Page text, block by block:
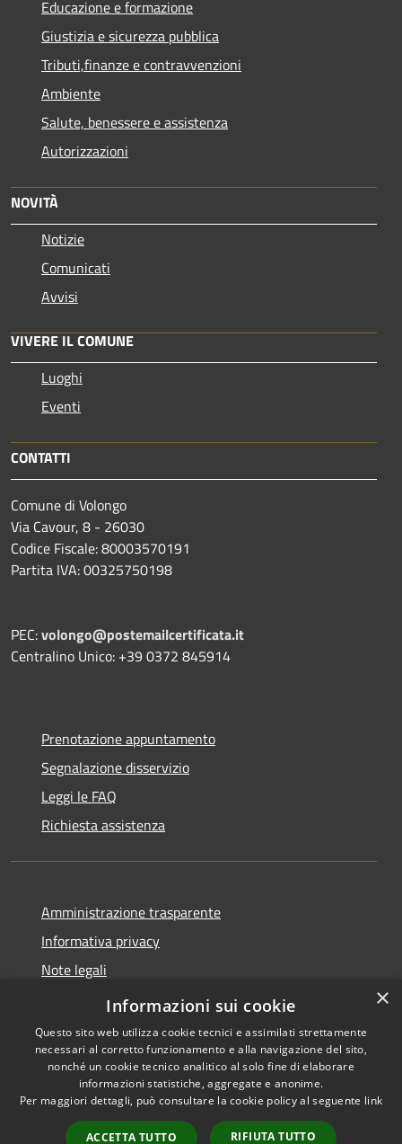
Educazione e formazione
Giustizia e sicurezza pubblica
Tributi,finanze e contravvenzioni
Ambiente
Salute, benessere e assistenza
Autorizzazioni
NOVITÀ
Notizie
Comunicati
Avvisi
VIVERE IL COMUNE
Luoghi
Eventi
CONTATTI
Comune di Volongo
Via Cavour, 8 - 26030
Codice Fiscale: 80003570191
Partita IVA: 00325750198
PEC:volongo@postemailcertificata.it
Centralino Unico: +39 0372 845914
Prenotazione appuntamento
Segnalazione disservizio
Leggi le FAQ
Richiesta assistenza
Amministrazione trasparente
Informativa privacy
Note legali
Dichiarazione di accessibilità
Accessibilità
Copyright © 2026 • Comune di
Volongo • Powered by
Municipium•
Accesso
×
Informazioni sui cookie
Questo sito web utilizza cookie tecnici e assimilati strettamente
necessari al corretto funzionamento e alla navigazione del sito,
nonché un cookie tecnico analitico al solo fine di elaborare
informazioni statistiche, aggregate e anonime.
Per maggiori dettagli, può consultare la cookie policy al seguente link
ACCETTA TUTTO RIFIUTA TUTTO